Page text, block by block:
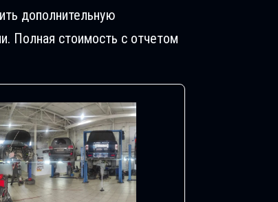
дополнительную
Полная стоимость с отчетом